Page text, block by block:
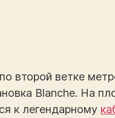
второй ветке
Blanche. На
к легендарному